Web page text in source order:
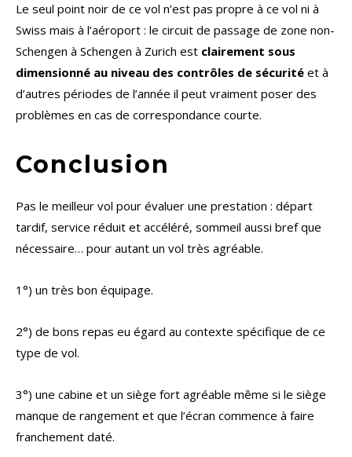
Le seul point noir de ce vol n’est pas propre à ce vol ni à
Swiss mais à l’aéroport : le circuit de passage de zone non-
Schengen à Schengen à Zurich est clairement sous
dimensionné au niveau des contrôles de sécurité et à
d’autres périodes de l’année il peut vraiment poser des
problèmes en cas de correspondance courte.
Conclusion
Pas le meilleur vol pour évaluer une prestation : départ
tardif, service réduit et accéléré, sommeil aussi bref que
nécessaire… pour autant un vol très agréable.
1°) un très bon équipage.
2°) de bons repas eu égard au contexte spécifique de ce
type de vol.
3°) une cabine et un siège fort agréable même si le siège
manque de rangement et que l’écran commence à faire
franchement daté.